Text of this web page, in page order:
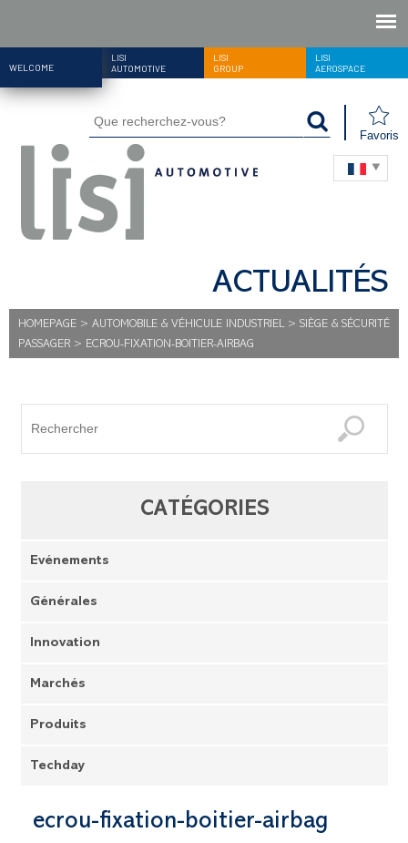
WELCOME
LISI
AUTOMOTIVE
LISI
GROUP
LISI
AEROSPACE
Favoris
ACTUALITÉS
HOMEPAGE > AUTOMOBILE & VÉHICULE INDUSTRIEL> SIÈGE & SÉCURITÉ
PASSAGER > ECROU-FIXATION-BOITIER-AIRBAG
CATÉGORIES
Evénements
Générales
Innovation
Marchés
Produits
Techday
ecrou-fixation-boitier-airbag